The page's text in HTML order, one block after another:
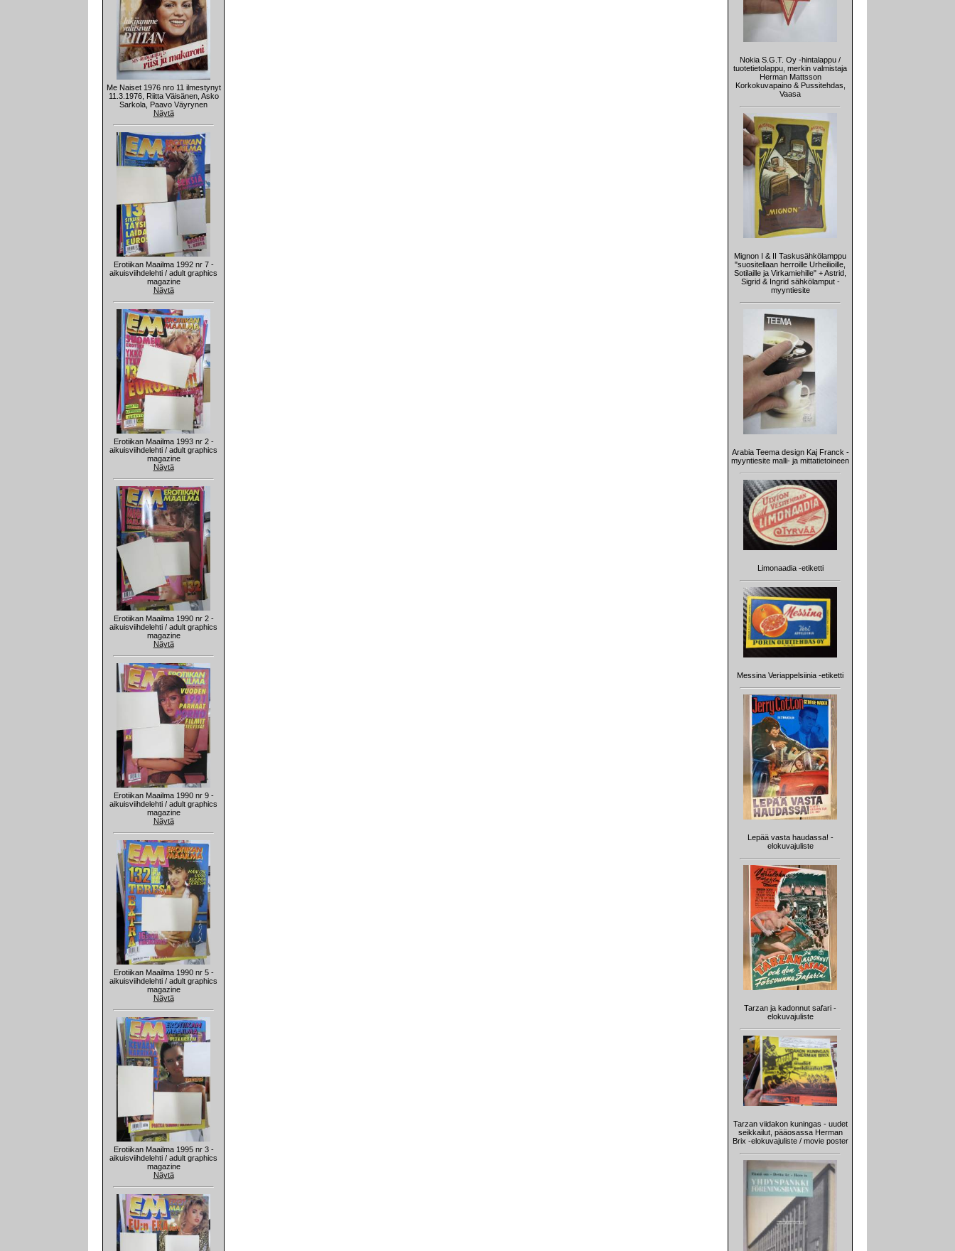
Me Naiset 1976 nro 11 ilmestynyt
11.3.1976, Riitta Väisänen, Asko
Sarkola, Paavo Väyrynen
Näytä
Erotiikan Maailma 1992 nr 7 -
aikuisviihdelehti / adult graphics
magazine
Näytä
Erotiikan Maailma 1993 nr 2 -
aikuisviihdelehti / adult graphics
magazine
Näytä
Erotiikan Maailma 1990 nr 2 -
aikuisviihdelehti / adult graphics
magazine
Näytä
Erotiikan Maailma 1990 nr 9 -
aikuisviihdelehti / adult graphics
magazine
Näytä
Erotiikan Maailma 1990 nr 5 -
aikuisviihdelehti / adult graphics
magazine
Näytä
Erotiikan Maailma 1995 nr 3 -
aikuisviihdelehti / adult graphics
magazine
Näytä
Nokia S.G.T. Oy -hintalappu /
tuotetietolappu, merkin valmistaja
Herman Mattsson
Korkokuvapaino & Pussitehdas,
Vaasa
Mignon I & II Taskusähkölamppu
"suositellaan herroille Urheilioille,
Sotilaille ja Virkamiehille" + Astrid,
Sigrid & Ingrid sähkölamput -
myyntiesite
Arabia Teema design Kaj Franck -
myyntiesite malli- ja mittatietoineen
Limonaadia -etiketti
Messina Veriappelsiinia -etiketti
Lepää vasta haudassa! -
elokuvajuliste
Tarzan ja kadonnut safari -
elokuvajuliste
Tarzan viidakon kuningas - uudet
seikkailut, pääosassa Herman
Brix -elokuvajuliste / movie poster